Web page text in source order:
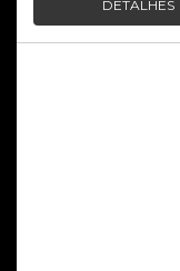
DETALHES